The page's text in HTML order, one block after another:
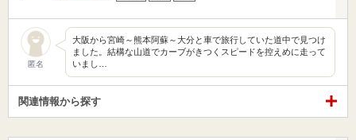
匿名
大阪から宮崎～熊本阿蘇～大分と車で旅行していた道中で見つけ
ました。結構な山道でカーブがきつくスピードを控えめに走って
いまし…
関連情報から探す